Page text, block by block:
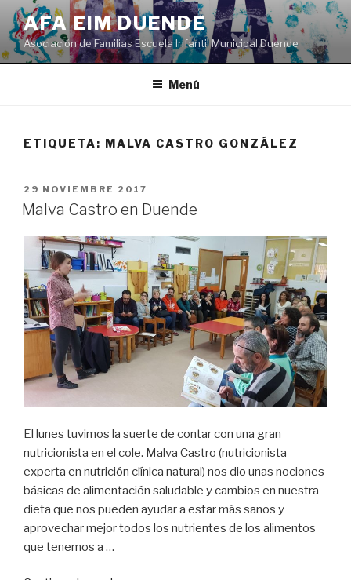
Saltar
contenido
AFA EIM DUENDE
Asociación de Familias Escuela Infantil Municipal Duende
Menú
ETIQUETA: MALVA CASTRO GONZÁLEZ
PUBLICADO
EL
29 NOVIEMBRE 2017
Malva Castro en Duende
El lunes tuvimos la suerte de contar con una gran
nutricionista en el cole. Malva Castro (nutricionista
experta en nutrición clínica natural) nos dio unas nociones
básicas de alimentación saludable y cambios en nuestra
dieta que nos pueden ayudar a estar más sanos y
aprovechar mejor todos los nutrientes de los alimentos
que tenemos a …